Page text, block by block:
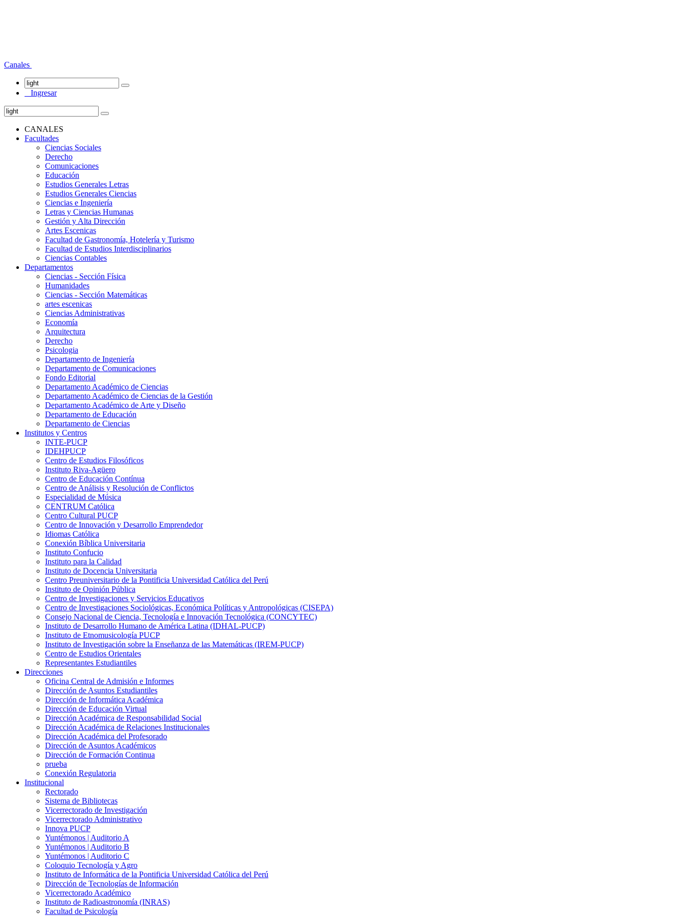
Canales
Ingresar
CANALES
Facultades
Ciencias Sociales
Derecho
Comunicaciones
Educación
Estudios Generales Letras
Estudios Generales Ciencias
Ciencias e Ingeniería
Letras y Ciencias Humanas
Gestión y Alta Dirección
Artes Escenicas
Facultad de Gastronomía, Hotelería y Turismo
Facultad de Estudios Interdisciplinarios
Ciencias Contables
Departamentos
Ciencias - Sección Física
Humanidades
Ciencias - Sección Matemáticas
artes escenicas
Ciencias Administrativas
Economía
Arquitectura
Derecho
Psicologia
Departamento de Ingeniería
Departamento de Comunicaciones
Fondo Editorial
Departamento Académico de Ciencias
Departamento Académico de Ciencias de la Gestión
Departamento Académico de Arte y Diseño
Departamento de Educación
Departamento de Ciencias
Institutos y Centros
INTE-PUCP
IDEHPUCP
Centro de Estudios Filosóficos
Instituto Riva-Agüero
Centro de Educación Contínua
Centro de Análisis y Resolución de Conflictos
Especialidad de Música
CENTRUM Católica
Centro Cultural PUCP
Centro de Innovación y Desarrollo Emprendedor
Idiomas Católica
Conexión Bíblica Universitaria
Instituto Confucio
Instituto para la Calidad
Instituto de Docencia Universitaria
Centro Preuniversitario de la Pontificia Universidad Católica del Perú
Instituto de Opinión Pública
Centro de Investigaciones y Servicios Educativos
Centro de Investigaciones Sociológicas, Económica Políticas y Antropológicas (CISEPA)
Consejo Nacional de Ciencia, Tecnología e Innovación Tecnológica (CONCYTEC)
Instituto de Desarrollo Humano de América Latina (IDHAL-PUCP)
Instituto de Etnomusicología PUCP
Instituto de Investigación sobre la Enseñanza de las Matemáticas (IREM-PUCP)
Centro de Estudios Orientales
Representantes Estudiantiles
Direcciones
Oficina Central de Admisión e Informes
Dirección de Asuntos Estudiantiles
Dirección de Informática Académica
Dirección de Educación Virtual
Dirección Académica de Responsabilidad Social
Dirección Académica de Relaciones Institucionales
Dirección Académica del Profesorado
Dirección de Asuntos Académicos
Dirección de Formación Continua
prueba
Conexión Regulatoria
Institucional
Rectorado
Sistema de Bibliotecas
Vicerrectorado de Investigación
Vicerrectorado Administrativo
Innova PUCP
Yuntémonos | Auditorio A
Yuntémonos | Auditorio B
Yuntémonos | Auditorio C
Coloquio Tecnología y Agro
Instituto de Informática de la Pontificia Universidad Católica del Perú
Dirección de Tecnologías de Información
Vicerrectorado Académico
Instituto de Radioastronomía (INRAS)
Facultad de Psicología